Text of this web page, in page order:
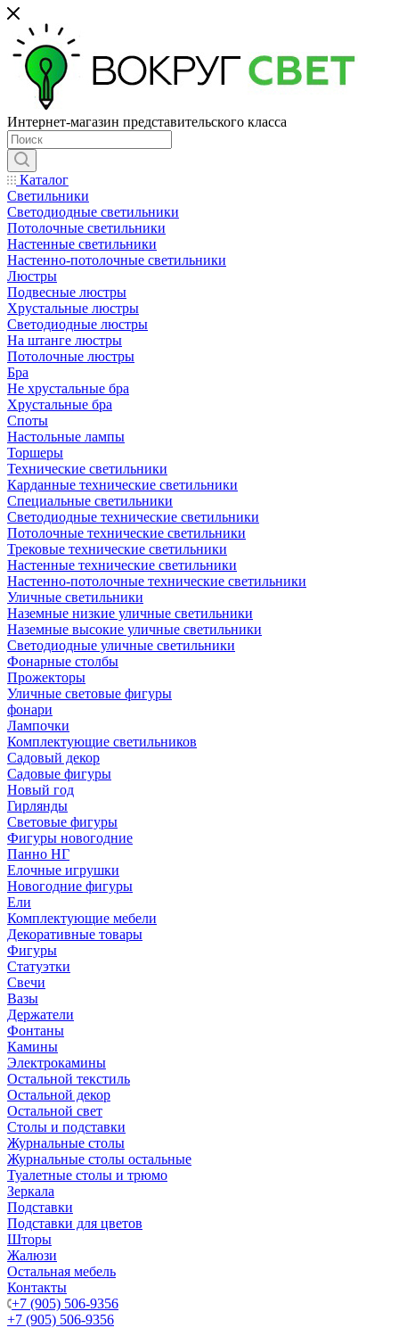
Интернет-магазин представительского класса
Каталог
Светильники
Светодиодные светильники
Потолочные светильники
Настенные светильники
Настенно-потолочные светильники
Люстры
Подвесные люстры
Хрустальные люстры
Светодиодные люстры
На штанге люстры
Потолочные люстры
Бра
Не хрустальные бра
Хрустальные бра
Споты
Настольные лампы
Торшеры
Технические светильники
Карданные технические светильники
Специальные светильники
Светодиодные технические светильники
Потолочные технические светильники
Трековые технические светильники
Настенные технические светильники
Настенно-потолочные технические светильники
Уличные светильники
Наземные низкие уличные светильники
Наземные высокие уличные светильники
Светодиодные уличные светильники
Фонарные столбы
Прожекторы
Уличные световые фигуры
фонари
Лампочки
Комплектующие светильников
Садовый декор
Садовые фигуры
Новый год
Гирлянды
Световые фигуры
Фигуры новогодние
Панно НГ
Елочные игрушки
Новогодние фигуры
Ели
Комплектующие мебели
Декоративные товары
Фигуры
Статуэтки
Свечи
Вазы
Держатели
Фонтаны
Камины
Электрокамины
Остальной текстиль
Остальной декор
Остальной свет
Столы и подставки
Журнальные столы
Журнальные столы остальные
Туалетные столы и трюмо
Зеркала
Подставки
Подставки для цветов
Шторы
Жалюзи
Остальная мебель
Контакты
+7 (905) 506-9356
+7 (905) 506-9356